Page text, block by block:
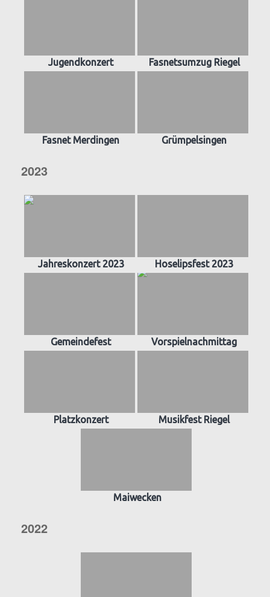
Jugendkonzert Fasnetsumzug Riegel
Fasnet Merdingen Grümpelsingen
2023
Jahreskonzert 2023 Hoselipsfest 2023
Gemeindefest Vorspielnachmittag
Platzkonzert Musikfest Riegel
Maiwecken
2022